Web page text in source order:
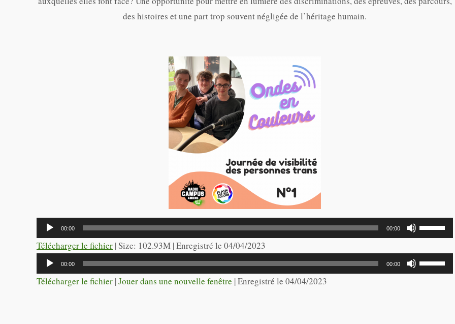
des histoires et une part trop souvent négligée de l’héritage humain.
Lecteur
audio
00:00 00:00
Utilisez
les
flèches
Télécharger le fichier | Size: 102.93M | Enregistré le 04/04/2023
Lecteur
audio
00:00 00:00
Utilisez
les
Télécharger le fichier |Jouer dans une nouvelle fenêtre |Enregistré le 04/04/2023